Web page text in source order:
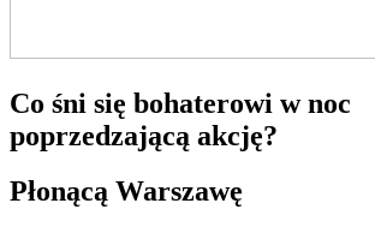
Co śni się bohaterowi w noc
poprzedzającą akcję?
Płonącą Warszawę